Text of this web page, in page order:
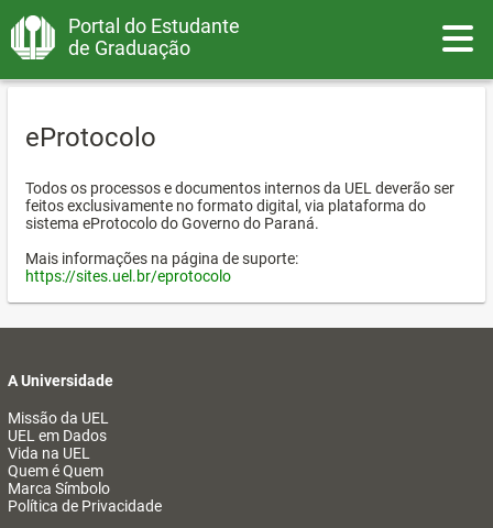
Portal do Estudante
de Graduação
eProtocolo
Todos os processos e documentos internos da UEL deverão ser
feitos exclusivamente no formato digital, via plataforma do
sistema eProtocolo do Governo do Paraná.
Mais informações na página de suporte:
https://sites.uel.br/eprotocolo
A Universidade
Missão da UEL
UEL em Dados
Vida na UEL
Quem é Quem
Marca Símbolo
Política de Privacidade